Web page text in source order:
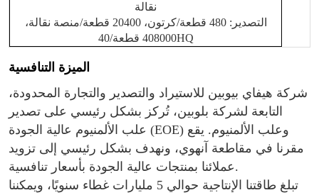
نقالة
التصدير: 480 قطعة/كرتون، 20400 قطعة/منصة نقالة،
408000 قطعة/40HQ
الميزة التنافسية
شركة هيفاي بيوبين للاستيراد والتصدير والتجارة المحدودة،
التابعة لشركة بلوبين، تُركز بشكل رئيسي على تصدير
علب الألمنيوم عالية الجودة (EOE) وعلب الألمنيوم. يقع
مقرنا في مقاطعة آنهوي، ونهدف بشكل رئيسي إلى تزويد
عملائنا بمنتجات عالية الجودة بأسعار تنافسية.
تبلغ طاقتنا الإنتاجية حوالي 5 مليارات غطاء سنويًا، ويمكننا